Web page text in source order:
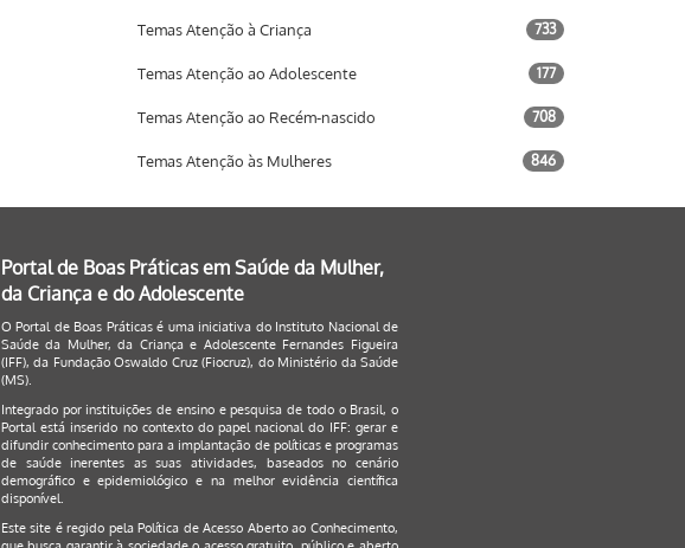
Temas Atenção à Criança 733
Temas Atenção ao Adolescente 177
Temas Atenção ao Recém-nascido 708
Temas Atenção às Mulheres 846
Portal de Boas Práticas em Saúde da Mulher,
da Criança e do Adolescente
O Portal de Boas Práticas é uma iniciativa do Instituto Nacional de
Saúde da Mulher, da Criança e Adolescente Fernandes Figueira
(IFF), da Fundação Oswaldo Cruz (Fiocruz), do Ministério da Saúde
(MS).
Integrado por instituições de ensino e pesquisa de todo o Brasil, o
Portal está inserido no contexto do papel nacional do IFF: gerar e
difundir conhecimento para a implantação de políticas e programas
de saúde inerentes as suas atividades, baseados no cenário
demográfico e epidemiológico e na melhor evidência científica
disponível.
Este site é regido pelaPolítica de Acesso Aberto ao Conhecimento,